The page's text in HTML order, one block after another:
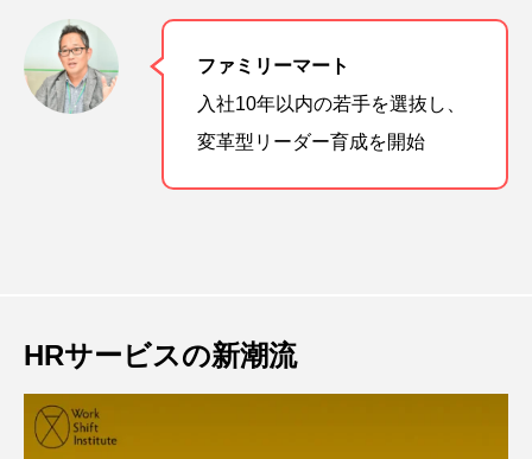
ファミリーマート
入社10年以内の若手を選抜し、
変革型リーダー育成を開始
HRサービスの新潮流